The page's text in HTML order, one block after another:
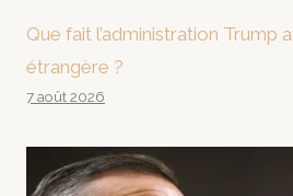
Que fait l’administration Trump
étrangère ?
7 août 2026